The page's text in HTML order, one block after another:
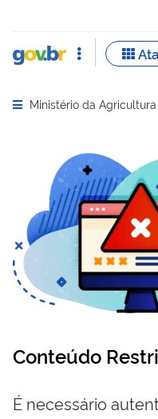
Abrir menu principal de
Ministério da
Conteúdo
É necessário